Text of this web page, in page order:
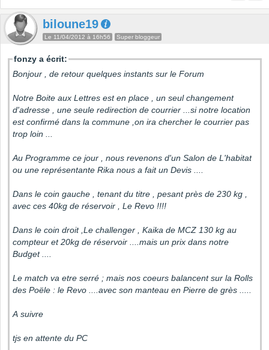
biloune19
Le 11/04/2012 à 16h56 Super bloggeur
fonzy a écrit:
Bonjour , de retour quelques instants sur le Forum
Notre Boite aux Lettres est en place , un seul changement
d'adresse , une seule redirection de courrier ...si notre location
est confirmé dans la commune ,on ira chercher le courrier pas
trop loin ...
Au Programme ce jour , nous revenons d'un Salon de L'habitat
ou une représentante Rika nous a fait un Devis ....
Dans le coin gauche , tenant du titre , pesant près de 230 kg ,
avec ces 40kg de réservoir , Le Revo !!!!
Dans le coin droit ,Le challenger , Kaika de MCZ 130 kg au
compteur et 20kg de réservoir ....mais un prix dans notre
Budget ....
Le match va etre serré ; mais nos coeurs balancent sur la Rolls
des Poële : le Revo ....avec son manteau en Pierre de grès .....
A suivre
tjs en attente du PC